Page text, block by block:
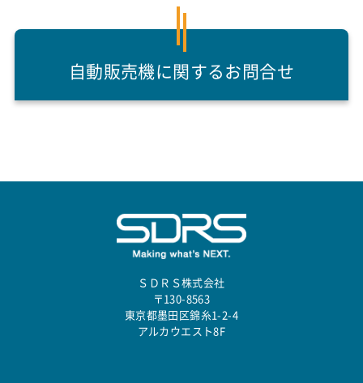
自動販売機に関するお問合せ
ＳＤＲＳ株式会社
〒130-8563
東京都墨田区錦糸1-2-4
アルカウエスト8F